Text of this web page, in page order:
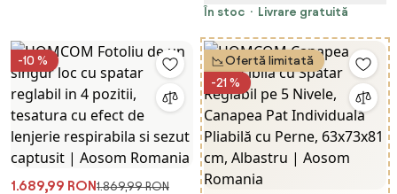
cu Perne, 63x73x81 cm, Verde |
În stoc
Livrare gratuită
-10 %
1.689,99 RON1.869,99 RON
Ofertă limitată
-21 %